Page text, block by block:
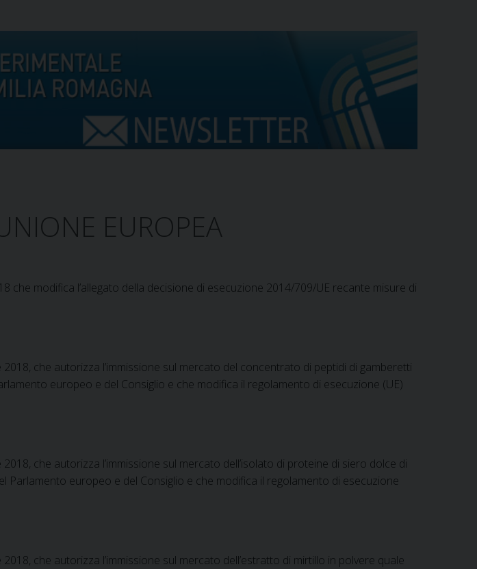
EUROPEA
modifica l’allegato della decisione di esecuzione 2014/709/UE recante misure di
che autorizza l’immissione sul mercato del concentrato di peptidi di gamberetti
europeo e del Consiglio e che modifica il regolamento di esecuzione (UE)
che autorizza l’immissione sul mercato dell’isolato di proteine di siero dolce di
europeo e del Consiglio e che modifica il regolamento di esecuzione
che autorizza l’immissione sul mercato dell’estratto di mirtillo in polvere quale